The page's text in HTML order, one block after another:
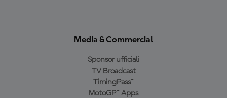
Media & Commercial
Sponsor ufficiali
TV Broadcast
TimingPass™
MotoGP™ Apps